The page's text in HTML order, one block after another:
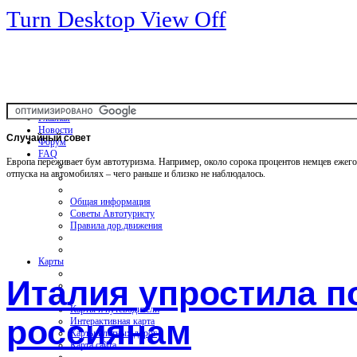
Turn Desktop View Off
Главная
Новости
Форум
FAQ
Общая информация
Советы Автотуристу
Правила дор.движения
Карты
Карты и путеводители
Интерактивная карта
Карты платных дорог
Карта сайта
Случайныйсовет
Европа переживает бум автотуризма. Например, около сорока процентов немцев
отпуска на автомобилях – чего раньше и близко не наблюдалось.
Италия упростила
россиянам